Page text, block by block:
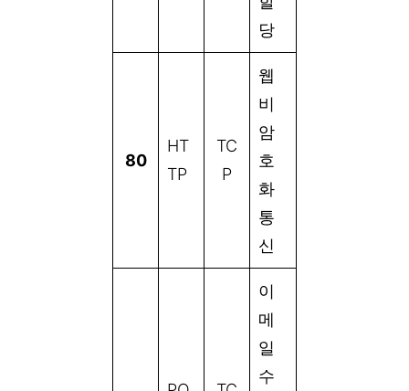
당
80
HT
TP
TC
P
웹
비
암
호
화
통
신
이
메
일
수